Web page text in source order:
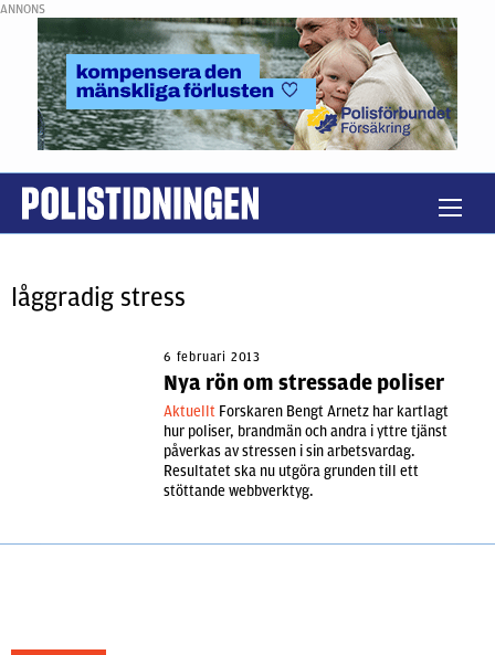
ANNONS
låggradig stress
6 februari 2013
Nya rön om stressade poliser
Aktuellt Forskaren Bengt Arnetz har kartlagt
hur poliser, brandmän och andra i yttre tjänst
påverkas av stressen i sin arbetsvardag.
Resultatet ska nu utgöra grunden till ett
stöttande webbverktyg.